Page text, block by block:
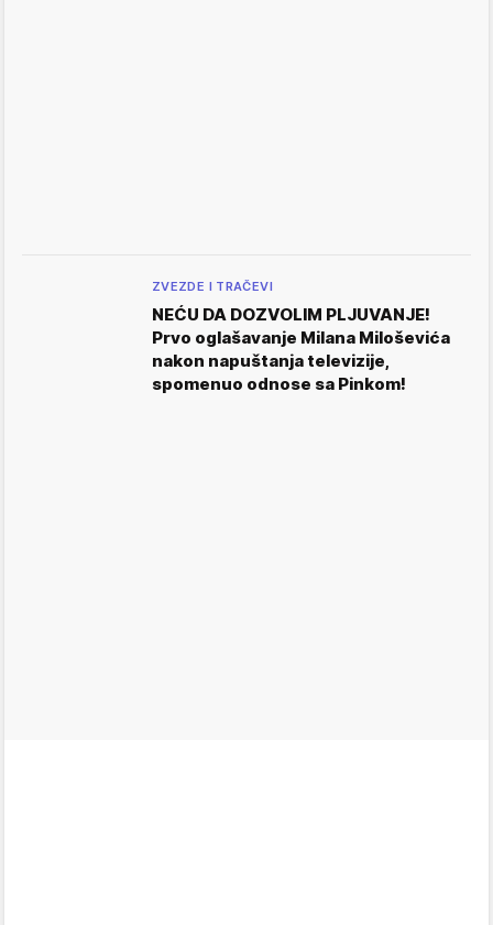
ZVEZDE I TRAČEVI
NEĆU DA DOZVOLIM PLJUVANJE!
Prvo oglašavanje Milana Miloševića
nakon napuštanja televizije,
spomenuo odnose sa Pinkom!